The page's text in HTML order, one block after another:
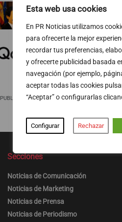
Esta web usa cookies
En PR Noticias utilizamos
para ofrecerte la mejor
recordar tus preferencias,
y ofrecerte publicidad basada
navegación (por ejemplo,
aceptar todas las cookies
“Aceptar” o configurarlas
Configurar Rechazar
Ropa para socialistas
El 74 % de las pymes
finanzas fuera del
07/08/2026
PUBLICIDAD
Secciones
Noticias de Comunicación
Noticias de Marketing
Noticias de Prensa
Noticias de Periodismo